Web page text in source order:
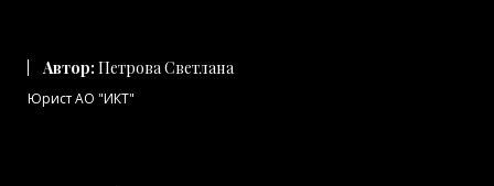
Автор: Петрова Светлана
Юрист АО "ИКТ"